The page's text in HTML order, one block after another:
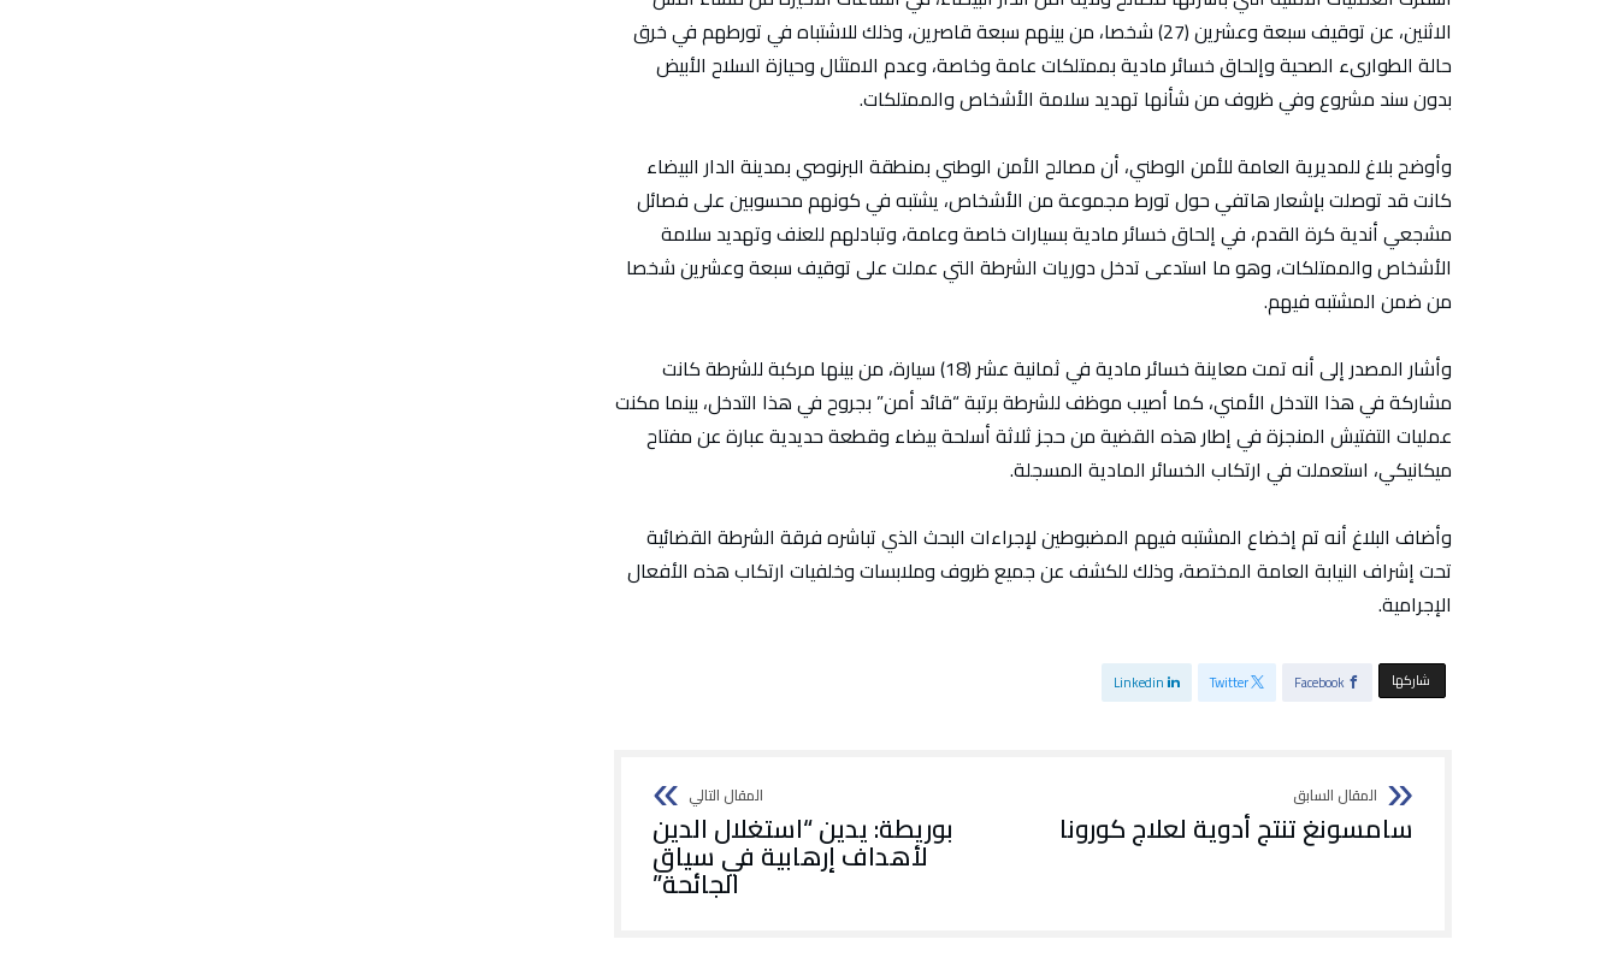
الاثنين، عن توقيف سبعة وعشرين (27) شخصا، من بينهم سبعة قاصرين، وذلك للاشتباه في تورطهم في خرق
حالة الطوارىء الصحية وإلحاق خسائر مادية بممتلكات عامة وخاصة، وعدم الامتثال وحيازة السلاح الأبيض
بدون سند مشروع وفي ظروف من شأنها تهديد سلامة الأشخاص والممتلكات.
وأوضح بلاغ للمديرية العامة للأمن الوطني، أن مصالح الأمن الوطني بمنطقة البرنوصي بمدينة الدار البيضاء
كانت قد توصلت بإشعار هاتفي حول تورط مجموعة من الأشخاص، يشتبه في كونهم محسوبين على فصائل
مشجعي أندية كرة القدم، في إلحاق خسائر مادية بسيارات خاصة وعامة، وتبادلهم للعنف وتهديد سلامة
الأشخاص والممتلكات، وهو ما استدعى تدخل دوريات الشرطة التي عملت على توقيف سبعة وعشرين شخصا
من ضمن المشتبه فيهم.
وأشار المصدر إلى أنه تمت معاينة خسائر مادية في ثمانية عشر (18) سيارة، من بينها مركبة للشرطة كانت
مشاركة في هذا التدخل الأمني، كما أصيب موظف للشرطة برتبة “قائد أمن” بجروح في هذا التدخل، بينما مكنت
عمليات التفتيش المنجزة في إطار هذه القضية من حجز ثلاثة أسلحة بيضاء وقطعة حديدية عبارة عن مفتاح
ميكانيكي، استعملت في ارتكاب الخسائر المادية المسجلة.
وأضاف البلاغ أنه تم إخضاع المشتبه فيهم المضبوطين لإجراءات البحث الذي تباشره فرقة الشرطة القضائية
تحت إشراف النيابة العامة المختصة، وذلك للكشف عن جميع ظروف وملابسات وخلفيات ارتكاب هذه الأفعال
الإجرامية.
‫‫ شاركها‬ Facebook
Twitter
Linkedin
سامسونغ تنتج أدوية لعلاج كورونا بوريطة: يدين “استغلال الدين
لأهداف إرهابية في سياق
الجائحة”